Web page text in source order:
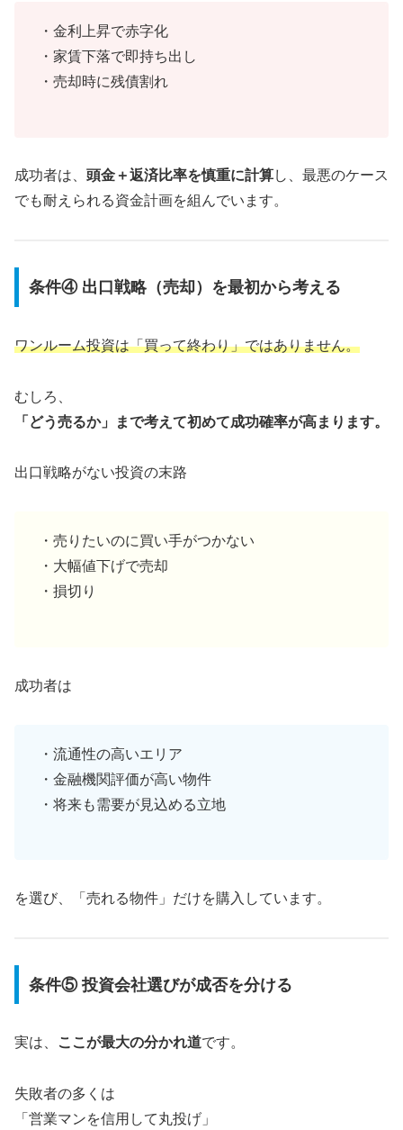
・金利上昇で赤字化
・家賃下落で即持ち出し
・売却時に残債割れ
成功者は、 頭金＋返済比率を慎重に計算し、最悪のケース
でも耐えられる資金計画を組んでいます。
条件④ 出口戦略（売却）を最初から考える
ワンルーム投資は「買って終わり」ではありません。
むしろ、
「どう売るか」まで考えて初めて成功確率が高まります。
出口戦略がない投資の末路
・売りたいのに買い手がつかない
・大幅値下げで売却
・損切り
成功者は
・流通性の高いエリア
・金融機関評価が高い物件
・将来も需要が見込める立地
を選び、「売れる物件」だけを購入しています。
条件⑤ 投資会社選びが成否を分ける
実は、 ここが最大の分かれ道です。
失敗者の多くは
「営業マンを信用して丸投げ」